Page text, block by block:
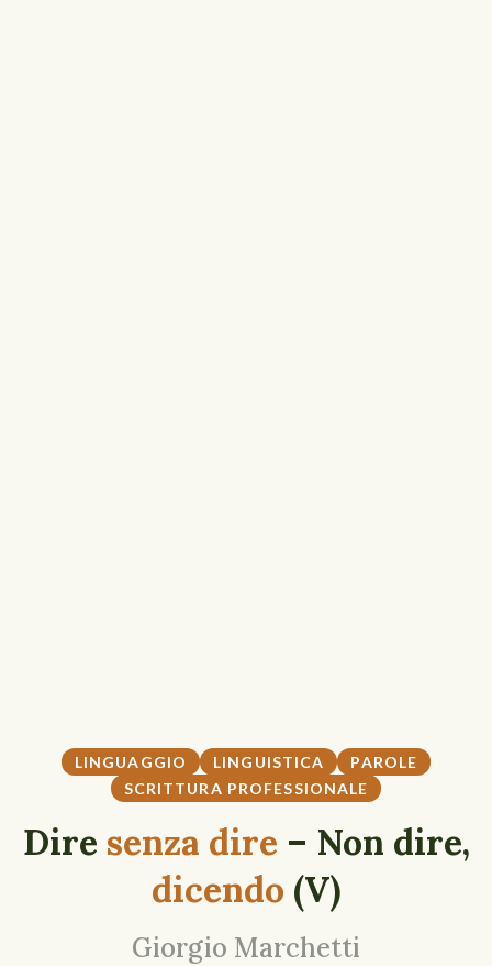
LINGUAGGIO LINGUISTICA
PAROLE
SCRITTURA PROFESSIONALE
Dire senza dire – Non dire,
dicendo (V)
Giorgio Marchetti